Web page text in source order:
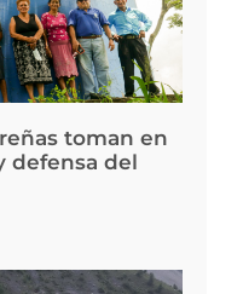
toman en
defensa del